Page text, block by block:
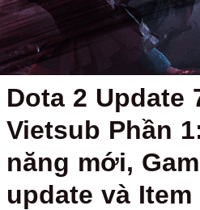
Dota 2 Update
Vietsub Phần
năng mới,
update và